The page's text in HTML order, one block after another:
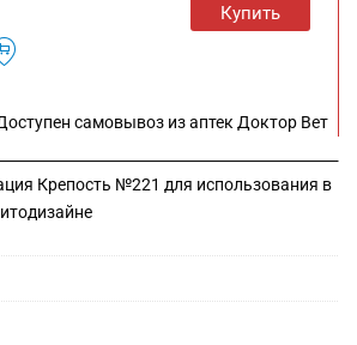
Купить
самовывоз из аптек Доктор Вет
Крепость №221 для использования в